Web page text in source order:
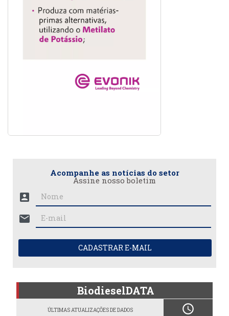
Acompanhe as notícias do setor
Assine nosso boletim
account_box
mail
CADASTRAR E-MAIL
BiodieselDATA
ÚLTIMAS ATUALIZAÇÕES DE DADOS schedule